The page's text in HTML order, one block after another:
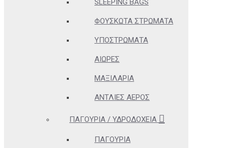
SLEEPING BAGS
ΦΟΥΣΚΩΤΆ ΣΤΡΏΜΑΤΑ
ΥΠΟΣΤΡΏΜΑΤΑ
ΑΙΏΡΕΣ
ΜΑΞΙΛΆΡΙΑ
ΑΝΤΛΊΕΣ ΑΈΡΟΣ
ΠΑΓΟΎΡΙΑ / ΥΔΡΟΔΟΧΕΊΑ
ΠΑΓΟΎΡΙΑ